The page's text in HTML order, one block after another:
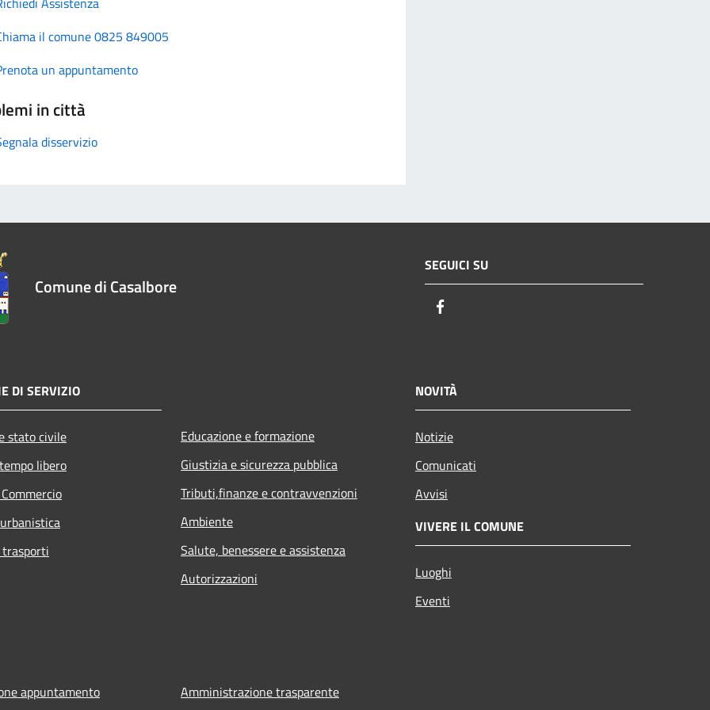
il comune 0825 849005
un appuntamento
in città
disservizio
Comune di Casalbore
SEGUICI SU
DI SERVIZIO
stato civile
libero
Educazione e formazione
Giustizia e sicurezza pubblica
Tributi,finanze e contravvenzioni
Ambiente
Salute, benessere e assistenza
Autorizzazioni
NOVITÀ
Notizie
Comunicati
Avvisi
VIVERE IL COMUNE
Luoghi
Eventi
appuntamento Amministrazione trasparente